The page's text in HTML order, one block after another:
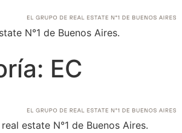
N°1 de Buenos Aires.
EC
estate N°1 de Buenos Aires.